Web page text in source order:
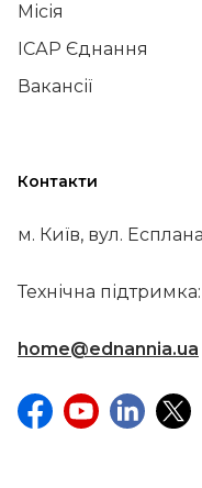
Місія
ІСАР Єднання
Вакансії
Контакти
м. Київ, вул.
Технічна підтримка:
home@ednannia.ua